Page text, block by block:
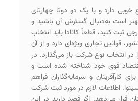
خوبی دارد و با یک دو دوتا چهارتای
است به‌دنبال گسترش آن باشید و
ثبت کنید، قطعاً کانادا باید انتخاب
قوانین تجاری ویژه‌ای دارد و از آن
در انتخاب نوع شرکت باز می‌گذارد. در
اقتصاد قوی خود شناخته شده است و
کارآفرینان و سرمایه‌گذاران فراهم
اطلاعات لازم در مورد ثبت شرکت